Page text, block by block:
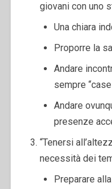
giovani con uno
Una chiara
Proporre la
Andare
sempre
Andare
presenze
“Tenersi
necessità dei
Preparare